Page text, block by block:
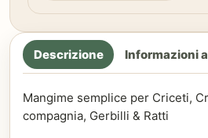
Descrizione Informazioni
Mangime semplice per Criceti,
compagnia, Gerbilli & Ratti